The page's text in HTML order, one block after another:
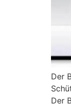
Der
Der